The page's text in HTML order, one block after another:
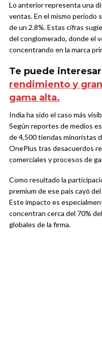
Lo anterior representa una
ventas. En el mismo período
de un 2.8%. Estas cifras
del conglomerado, donde el
concentrando en la marca
Te puede
rendimiento y
gama alta.
India ha sido el caso más
Según reportes de medios
de 4,500 tiendas minoristas
OnePlus tras desacuerdos
comerciales y procesos de
Como resultado la
premium de ese país cayó
Este impacto es
concentran cerca del 70%
globales de la firma.